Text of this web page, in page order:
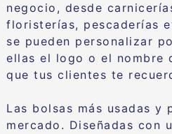
negocio, desde
floristerías, pescaderías
se pueden personalizar
ellas el logo o el nombre
que tus clientes te
Las bolsas más usadas y
mercado. Diseñadas con